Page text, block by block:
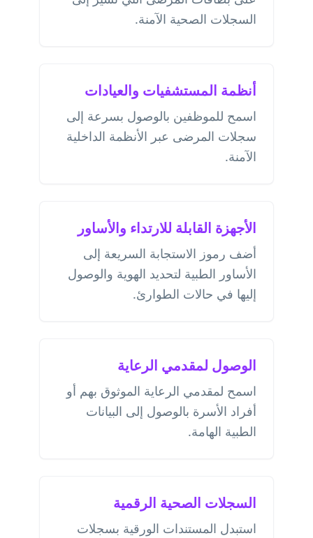
السجلات الصحية الآمنة.
أنظمة المستشفيات والعيادات
اسمح للموظفين بالوصول بسرعة إلى
سجلات المرضى عبر الأنظمة الداخلية
الآمنة.
الأجهزة القابلة للارتداء والأساور
أضف رموز الاستجابة السريعة إلى
الأساور الطبية لتحديد الهوية والوصول
إليها في حالات الطوارئ.
الوصول لمقدمي الرعاية
اسمح لمقدمي الرعاية الموثوق بهم أو
أفراد الأسرة بالوصول إلى البيانات
الطبية الهامة.
السجلات الصحية الرقمية
استبدل المستندات الورقية بسجلات